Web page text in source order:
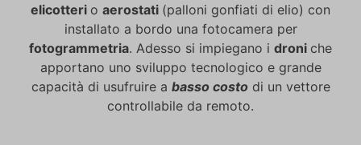
elicotteri o aerostati (palloni gonfiati di elio) con
installato a bordo una fotocamera per
fotogrammetria. Adesso si impiegano i droni che
apportano uno sviluppo tecnologico e grande
capacità di usufruire a basso costodi un vettore
controllabile da remoto.